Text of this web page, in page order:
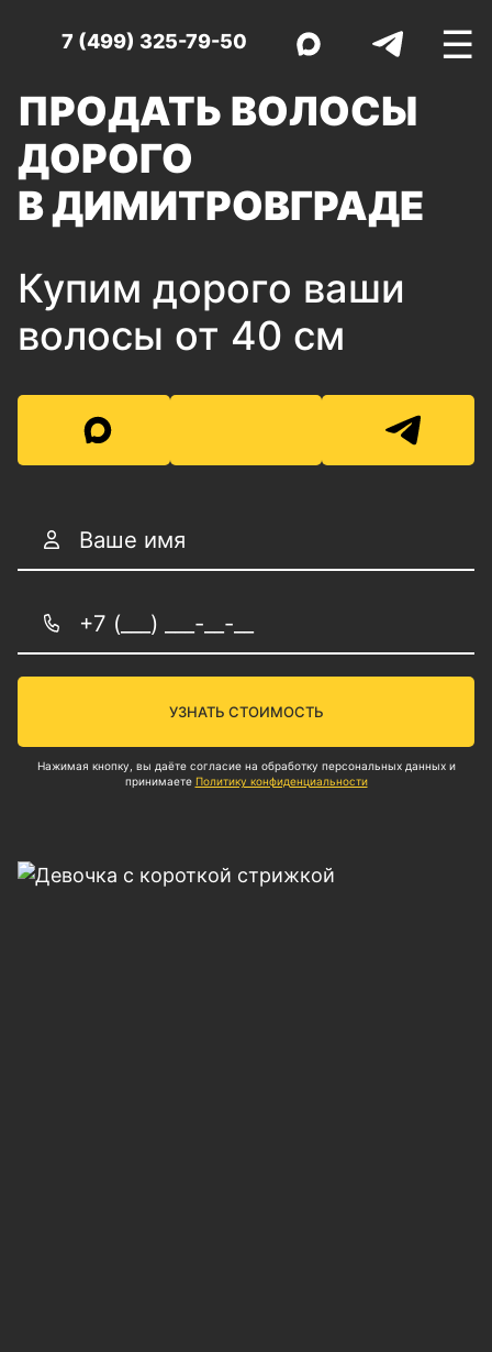
7 (499) 325-79-50 ☰
ПРОДАТЬ ВОЛОСЫ
ДОРОГО
В ДИМИТРОВГРАДЕ
Купим дорого ваши
волосы от 40 см
УЗНАТЬ СТОИМОСТЬ
Нажимая кнопку, вы даёте согласие на обработку персональных данных и
принимаете Политику конфиденциальности